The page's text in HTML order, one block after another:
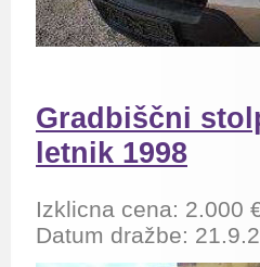
Gradbiščni
letnik 1998
Izklicna cena: 2.000
Datum dražbe: